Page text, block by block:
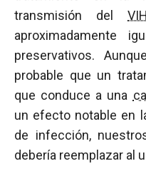
transmisión del VIH
aproximadamente
preservativos.
probable que un
que conduce a una
un efecto notable en
de infección,
debería reemplazar al